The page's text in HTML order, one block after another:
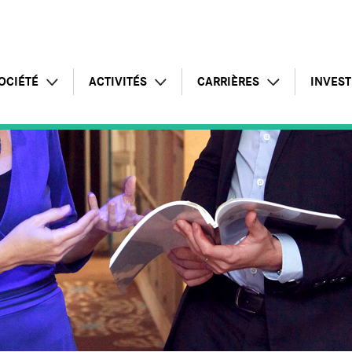
Profil
Chiffres clés
Responsabilité d'entreprise
Présence internationale
ACTIVITÉS
Intelligence Artificielle
Offre globale
Pôle infrastructures
Pôle applications
Pôle conseil
Services managés
CARRIÈRES
Témoignages
Postes à pourvoir
Candidature spontanée
Pourquoi rejoindre le